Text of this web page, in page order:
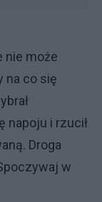
nie może
na co się
napoju i rzucił
Droga
w